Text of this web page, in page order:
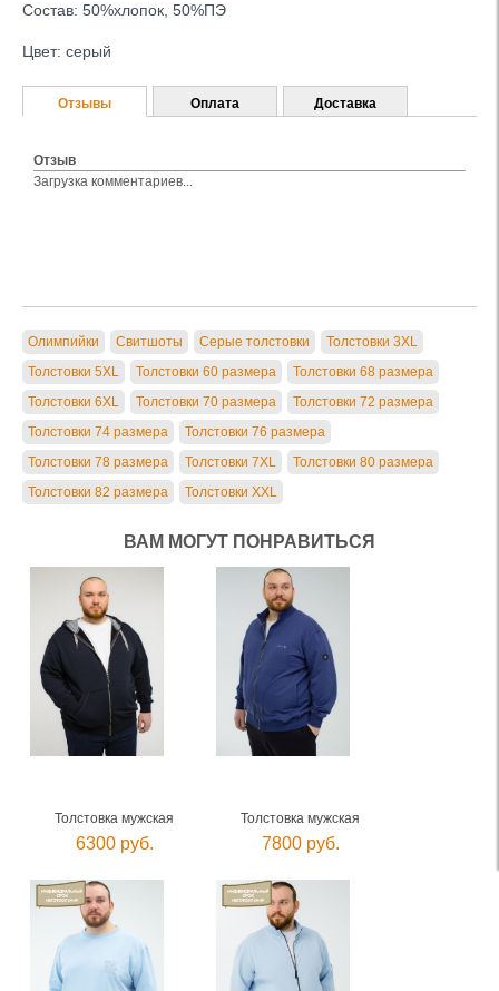
Состав: 50%хлопок, 50%ПЭ
Цвет: серый
Отзывы
Отзыв
Загрузка комментариев...
Оплата Доставка
Олимпийки Свитшоты Серые толстовки
Толстовки 3XL
Толстовки 5XL
Толстовки 60 размера
Толстовки 68 размера
Толстовки 6XL
Толстовки 70 размера
Толстовки 72 размера
Толстовки 74 размера
Толстовки 76 размера
Толстовки 78 размера
Толстовки 7XL
Толстовки 80 размера
Толстовки 82 размера
Толстовки XXL
ВАМ МОГУТ ПОНРАВИТЬСЯ
Толстовка мужская
6300 руб.
Толстовка мужская
7800 руб.